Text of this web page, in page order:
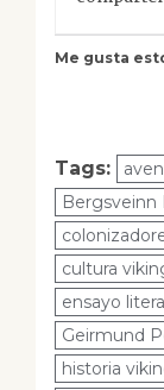
Me gusta
Tags:
Bergsveinn
cultura
ensayo
Geirmund
historia